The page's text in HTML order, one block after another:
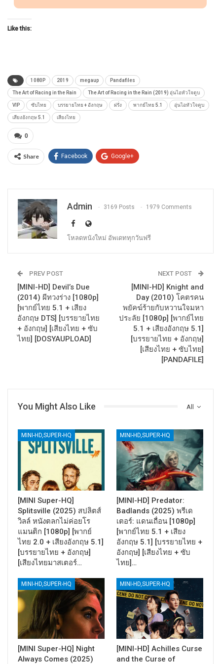
Like this:
1080P 2019 megaup Pandafiles
The Art of Racing in the Rain The Art of Racing in the Rain (2019) อุ่นไอหัวใจตูบ
VIP ซับไทย บรรยายไทย + อังกฤษ ฝรั่ง พากย์ไทย 5.1 อุ่นไอหัวใจตูบ
เสียงอังกฤษ 5.1 เสียงไทย
0
Share Facebook Google+
Admin 3169 Posts 1979 Comments
โหลดหนังใหม่ อัพเดททุกวันฟรี
PREV POST
[MINI-HD] Devil’s Due
(2014) ผีทวงร่าง [1080p]
[พากย์ไทย 5.1 + เสียง
อังกฤษ DTS] [บรรยายไทย
+ อังกฤษ] [เสียงไทย + ซับ
ไทย] [DOSYAUPLOAD]
NEXT POST
[MINI-HD] Knight and
Day (2010) โคตรคน
พยัคฆ์ร้ายกับหวานใจมหา
ประลัย [1080p] [พากย์ไทย
5.1 + เสียงอังกฤษ 5.1]
[บรรยายไทย + อังกฤษ]
[เสียงไทย + ซับไทย]
[PANDAFILE]
All
You Might Also Like
MINI-HD,SUPER-HQ
[MINI Super-HQ]
Splitsville (2025) สปลิตส์
วิลล์ หนังตลกไม่ค่อยโร
แมนติก [1080p] [พากย์
ไทย 2.0 + เสียงอังกฤษ 5.1]
[บรรยายไทย + อังกฤษ]
[เสียงไทยมาสเตอร์…
MINI-HD,SUPER-HQ
[MINI-HD] Predator:
Badlands (2025) พรีเด
เตอร์: แดนเถื่อน [1080p]
[พากย์ไทย 5.1 + เสียง
อังกฤษ 5.1] [บรรยายไทย +
อังกฤษ] [เสียงไทย + ซับ
ไทย]…
MINI-HD,SUPER-HQ
[MINI Super-HQ] Night
Always Comes (2025)
MINI-HD,SUPER-HQ
[MINI-HD] Achilles Curse
and the Curse of